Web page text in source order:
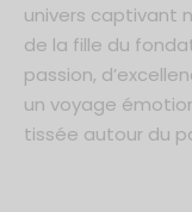
univers captivant
de la fille du
passion,
un voyage
tissée autour du